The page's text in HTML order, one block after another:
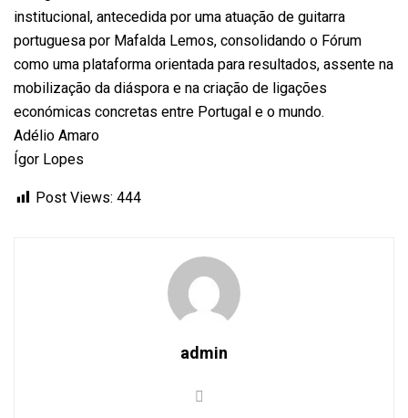
institucional, antecedida por uma atuação de guitarra
portuguesa por Mafalda Lemos, consolidando o Fórum
como uma plataforma orientada para resultados, assente na
mobilização da diáspora e na criação de ligações
económicas concretas entre Portugal e o mundo.
Adélio Amaro
Ígor Lopes
Post Views: 444
admin